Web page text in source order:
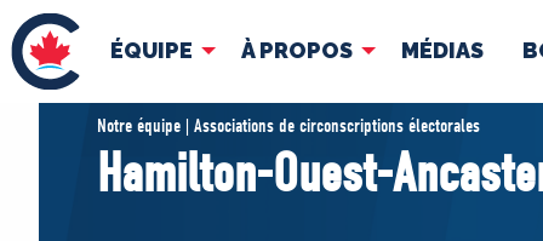
ÉQUIPE À PROPOS MÉDIAS
ÉQUIPE
Pierre Poilievre
À
Notre équipe | Associations de circonscriptions électorales
Hamilton-Ouest-